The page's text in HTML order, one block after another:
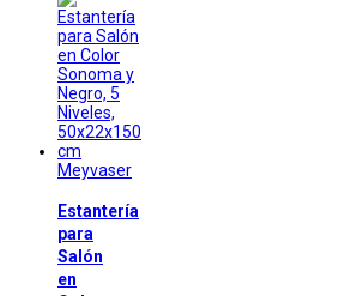
Meyvaser
Estantería
para
Salón
en